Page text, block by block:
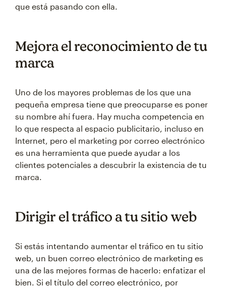
que está pasando con ella.
Mejora el reconocimiento de tu
marca
Uno de los mayores problemas de los que una
pequeña empresa tiene que preocuparse es poner
su nombre ahí fuera. Hay mucha competencia en
lo que respecta al espacio publicitario, incluso en
Internet, pero el marketing por correo electrónico
es una herramienta que puede ayudar a los
clientes potenciales a descubrir la existencia de tu
marca.
Dirigir el tráfico a tu sitio web
Si estás intentando aumentar el tráfico en tu sitio
web, un buen correo electrónico de marketing es
una de las mejores formas de hacerlo: enfatizar el
bien. Si el título del correo electrónico, por